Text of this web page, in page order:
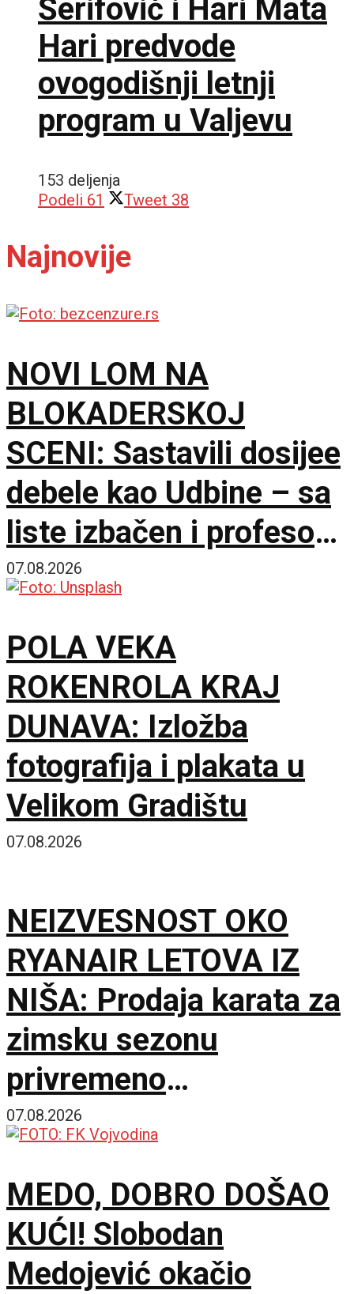
Šerifović i Hari Mata
Hari predvode
ovogodišnji letnji
program u Valjevu
153 deljenja
Podeli 61 Tweet 38
Najnovije
NOVI LOM NA
BLOKADERSKOJ
SCENI: Sastavili dosijee
debele kao Udbine – sa
liste izbačen i profesor
Milo Lompar
07.08.2026
POLA VEKA
ROKENROLA KRAJ
DUNAVA: Izložba
fotografija i plakata u
Velikom Gradištu
07.08.2026
NEIZVESNOST OKO
RYANAIR LETOVA IZ
NIŠA: Prodaja karata za
zimsku sezonu
privremeno
obustavljena
07.08.2026
MEDO, DOBRO DOŠAO
KUĆI! Slobodan
Medojević okačio